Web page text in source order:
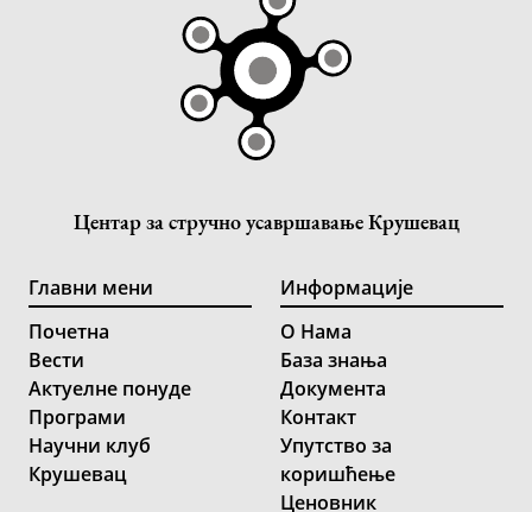
Центар за стручно усавршавање Крушевац
Главни мени
Почетна
Вести
Актуелне понуде
Програми
Научни клуб
Крушевац
Информације
О Нама
База знања
Документа
Контакт
Упутство за
коришћење
Ценовник